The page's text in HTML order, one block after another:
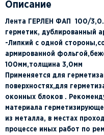
Описание
Лента ГЕРЛЕН ФАП 100/
герметик, дублированный
-Липкий с одной
армированной
100мм,толщина 3,0мм
Применяется для
поверхностях,для
оконных блоков .
материала
из металла, в местах
процессе иных работ по